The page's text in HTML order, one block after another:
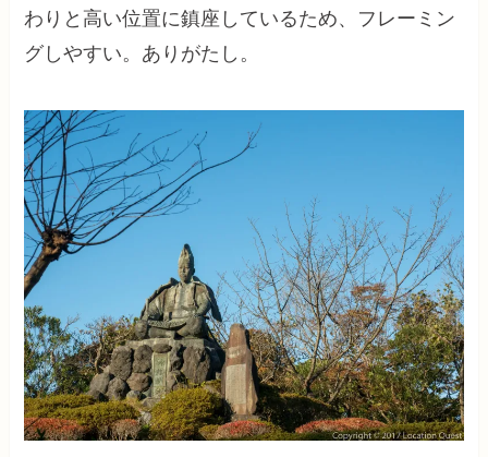
わりと高い位置に鎮座しているため、フレーミン
グしやすい。ありがたし。